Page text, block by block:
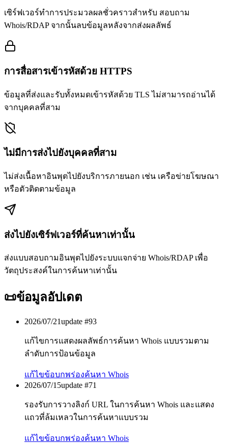
เซิร์ฟเวอร์ทำการประมวลผลชั่วคราวสำหรับ สอบถาม
Whois/RDAP จากนั้นลบข้อมูลหลังจากส่งผลลัพธ์
การสื่อสารเข้ารหัสด้วย HTTPS
ข้อมูลที่ส่งและรับทั้งหมดเข้ารหัสด้วย TLS ไม่สามารถอ่านได้
จากบุคคลที่สาม
ไม่มีการส่งไปยังบุคคลที่สาม
ไม่ส่งเนื้อหาอินพุตไปยังบริการภายนอก เช่น เครือข่ายโฆษณา
หรือตัวติดตามข้อมูล
ส่งไปยังเซิร์ฟเวอร์ที่ค้นหาเท่านั้น
ส่งแบบสอบถามอินพุตไปยังระบบแจกจ่าย Whois/RDAP เพื่อ
วัตถุประสงค์ในการค้นหาเท่านั้น
📜ข้อมูลอัปเดต
2026/07/21update #93
แก้ไขการแสดงผลลัพธ์การค้นหา Whois แบบรวมตาม
ลำดับการป้อนข้อมูล
แก้ไขข้อบกพร่องค้นหา Whois
2026/07/15update #71
รองรับการวางลิงก์ URL ในการค้นหา Whois และแสดง
แถวที่ล้มเหลวในการค้นหาแบบรวม
แก้ไขข้อบกพร่องค้นหา Whois